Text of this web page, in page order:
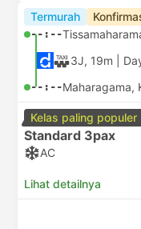
Termurah
--:--
3J, 19m |
--:--Maharagama,
Kelas paling populer
Standard 3pax
AC
Lihat detailnya